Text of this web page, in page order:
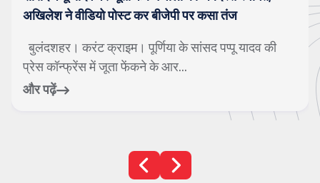
गाजियाबाद। करंट क्राइम। सावन के महीने को अत्यंत पवित्र
माना जाता है। इस समय जहां एक ओर बारिश ...
और पढ़ें